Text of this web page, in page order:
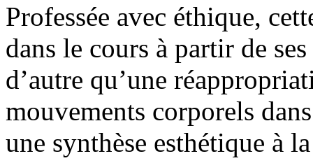
Professée avec éthique,
dans le cours à partir de
d’autre qu’une
mouvements corporels
une synthèse esthétique à